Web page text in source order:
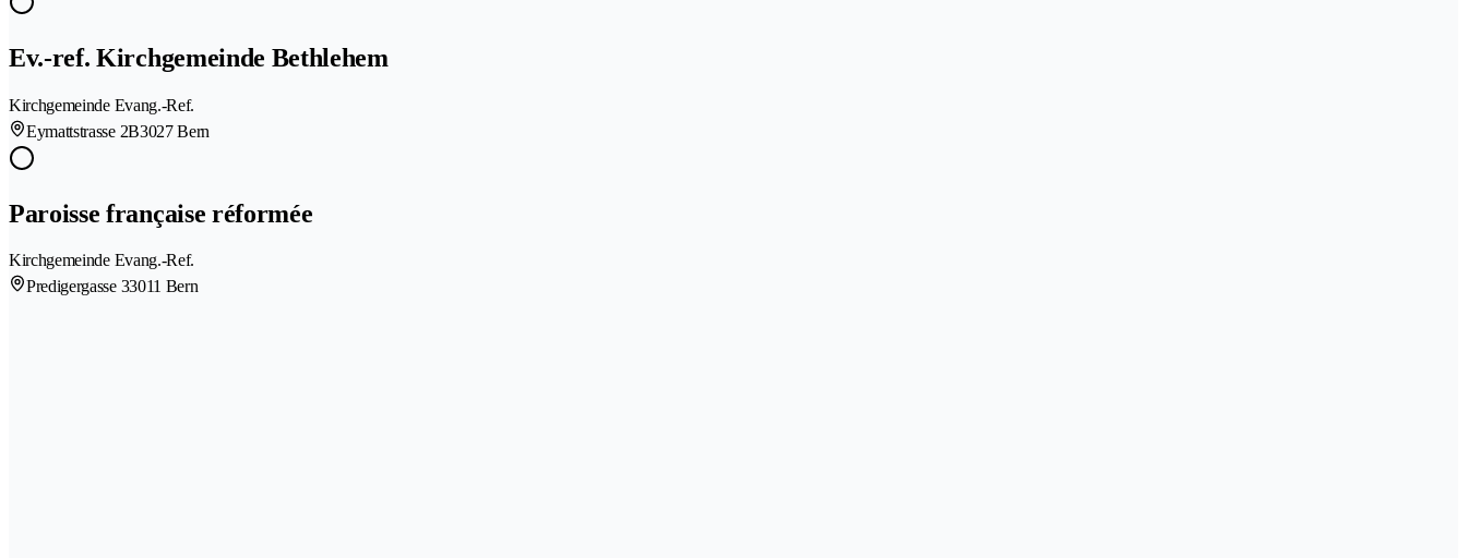
Ev.-ref. Kirchgemeinde Bethlehem
Kirchgemeinde Evang.-Ref.
Eymattstrasse 2B3027 Bern
Paroisse française réformée
Kirchgemeinde Evang.-Ref.
Predigergasse 33011 Bern